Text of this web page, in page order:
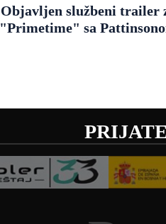
Objavljen službeni trailer
"Primetime" sa